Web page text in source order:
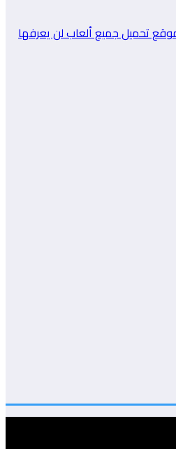
تحميل جميع ألعاب لن يعرفها